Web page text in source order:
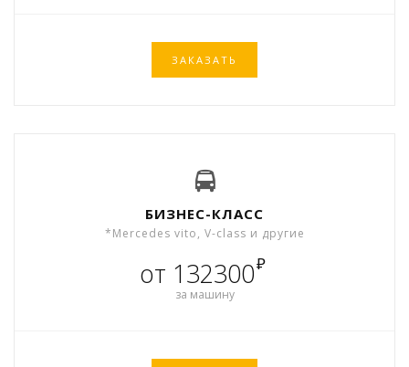
ЗАКАЗАТЬ
БИЗНЕС-КЛАСС
*Mercedes vito, V-class и другие
от 132300₽
за машину